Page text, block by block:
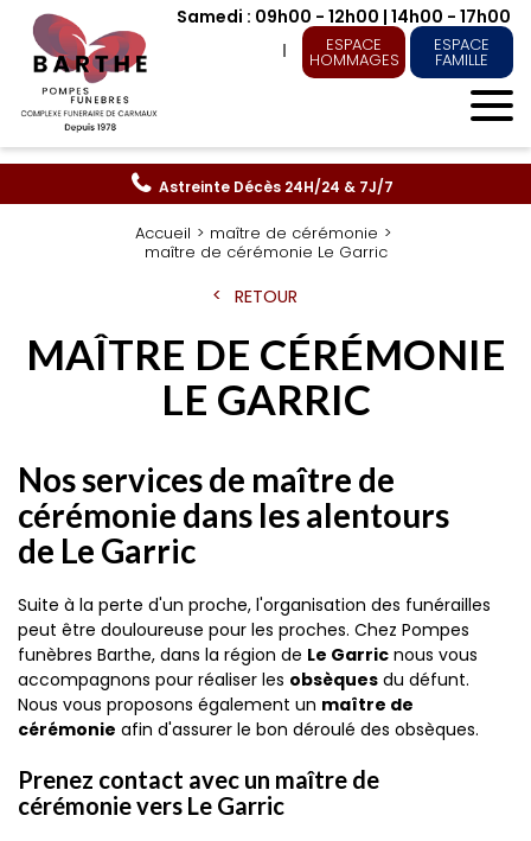
Samedi : 09h00 - 12h00 | 14h00 - 17h00
Astreinte Décès 24H/24 & 7J/7
ESPACE
HOMMAGES
ESPACE
FAMILLE
Accueil
maître de cérémonie
maître de cérémonie Le Garric
RETOUR
MAÎTRE DE CÉRÉMONIE
LE GARRIC
Nos services de maître de
cérémonie dans les alentours
de Le Garric
Suite à la perte d'un proche, l'organisation des funérailles
peut être douloureuse pour les proches. Chez Pompes
funèbres Barthe, dans la région de Le Garric nous vous
accompagnons pour réaliser les obsèques du défunt.
Nous vous proposons également un maître de
cérémonie afin d'assurer le bon déroulé des obsèques.
Prenez contact avec un maître de
cérémonie vers Le Garric